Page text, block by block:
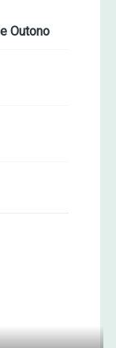
Outono